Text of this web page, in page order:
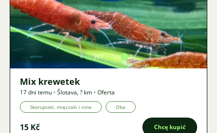
Zdjęcie
597 2
Mix krewetek
17 dni temu • Šlotava,? km • Oferta
Skorupiaki, mięczaki i inne Oba
15 Kč Chcę kupić